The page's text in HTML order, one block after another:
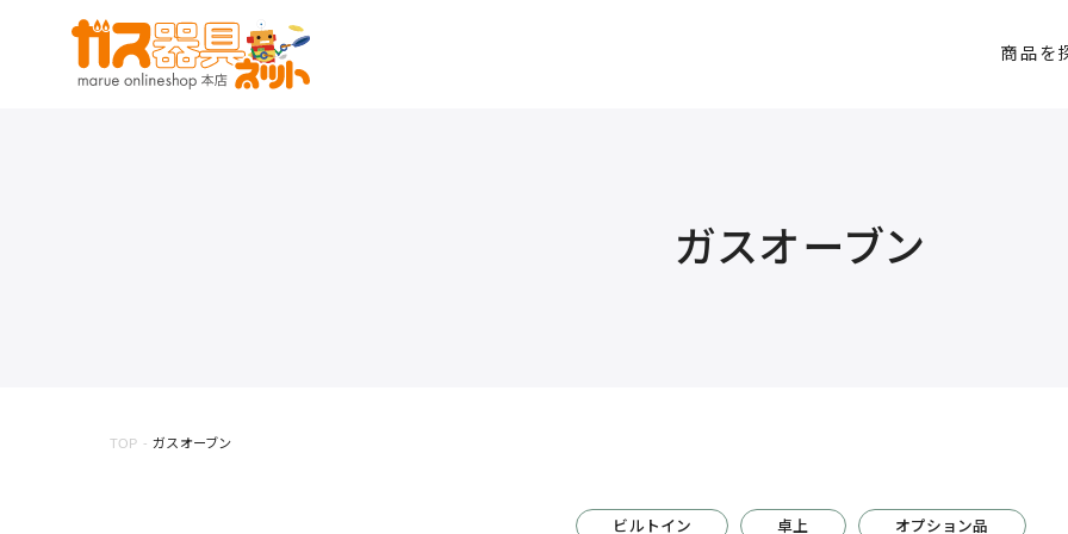
商品を
ガスオーブン
TOP ガスオーブン
ビルトイン 卓上 オプション品